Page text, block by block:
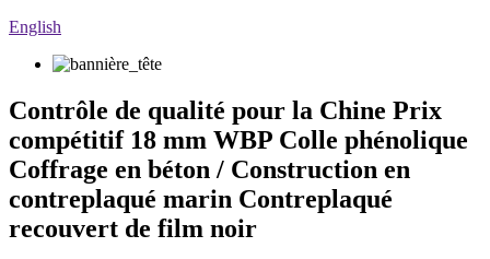
English
Contrôle de qualité pour la Chine Prix
compétitif 18 mm WBP Colle phénolique
Coffrage en béton / Construction en
contreplaqué marin Contreplaqué
recouvert de film noir